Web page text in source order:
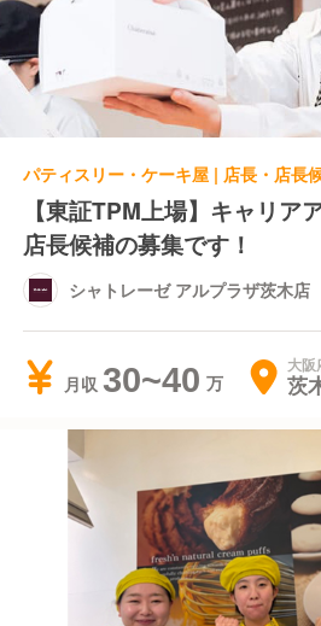
【東証TPM上場】キャリア
店長候補の募集です！
シャトレーゼ アルプラザ茨木店
月収 30~40 大阪
茨